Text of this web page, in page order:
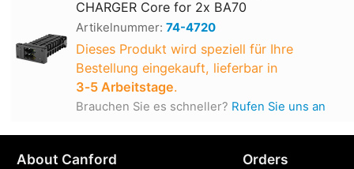
CHARGER Core for 2x BA70
Artikelnummer: 74-4720
Dieses Produkt wird speziell für Ihre
Bestellung eingekauft, lieferbar in
3‑5 Arbeitstage.
Brauchen Sie es schneller? Rufen Sie uns an
About Canford Orders